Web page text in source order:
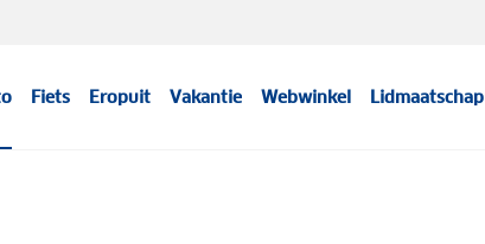
Fiets Eropuit Vakantie Webwinkel Lidmaatschap